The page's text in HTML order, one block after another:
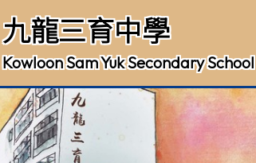
九龍三育中學
Kowloon Sam Yuk Secondary School